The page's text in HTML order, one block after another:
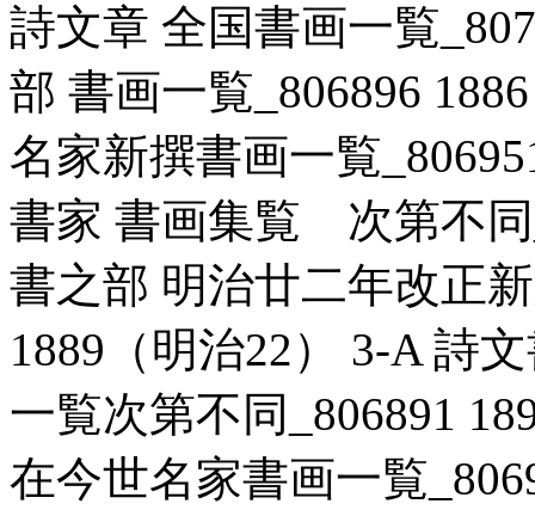
詩文章 全国書画一覧
部 書画一覧_806896
名家新撰書画一覧
書家 書画集覧 次第不同
書之部 明治廿二年改正
1889（明治22） 3-A 詩
一覧次第不同_806891
在今世名家書画一覧